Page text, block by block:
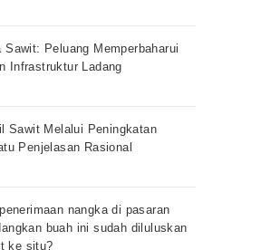
Sawit: Peluang Memperbaharui
Infrastruktur Ladang
Sawit Melalui Peningkatan
Penjelasan Rasional
nangka di pasaran
buah ini sudah diluluskan
ke situ?